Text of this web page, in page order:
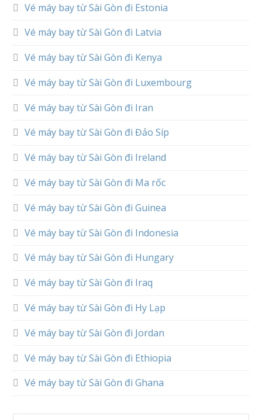
Vé máy bay từ Sài Gòn đi Estonia
Vé máy bay từ Sài Gòn đi Latvia
Vé máy bay từ Sài Gòn đi Kenya
Vé máy bay từ Sài Gòn đi Luxembourg
Vé máy bay từ Sài Gòn đi Iran
Vé máy bay từ Sài Gòn đi Đảo Síp
Vé máy bay từ Sài Gòn đi Ireland
Vé máy bay từ Sài Gòn đi Ma rốc
Vé máy bay từ Sài Gòn đi Guinea
Vé máy bay từ Sài Gòn đi Indonesia
Vé máy bay từ Sài Gòn đi Hungary
Vé máy bay từ Sài Gòn đi Iraq
Vé máy bay từ Sài Gòn đi Hy Lạp
Vé máy bay từ Sài Gòn đi Jordan
Vé máy bay từ Sài Gòn đi Ethiopia
Vé máy bay từ Sài Gòn đi Ghana